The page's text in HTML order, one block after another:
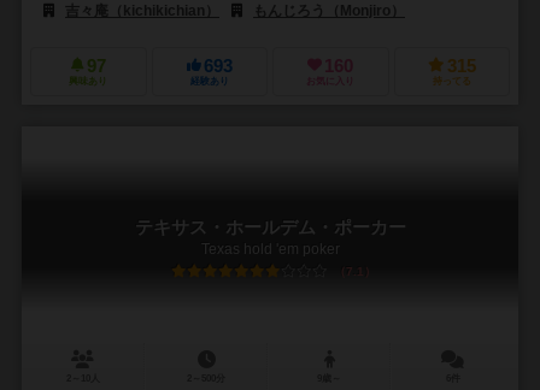
吉々庵（kichikichian）
もんじろう（Monjiro）
97
興味あり
693
経験あり
160
お気に入り
315
持ってる
テキサス・ホールデム・ポーカー
Texas hold 'em poker
7.1